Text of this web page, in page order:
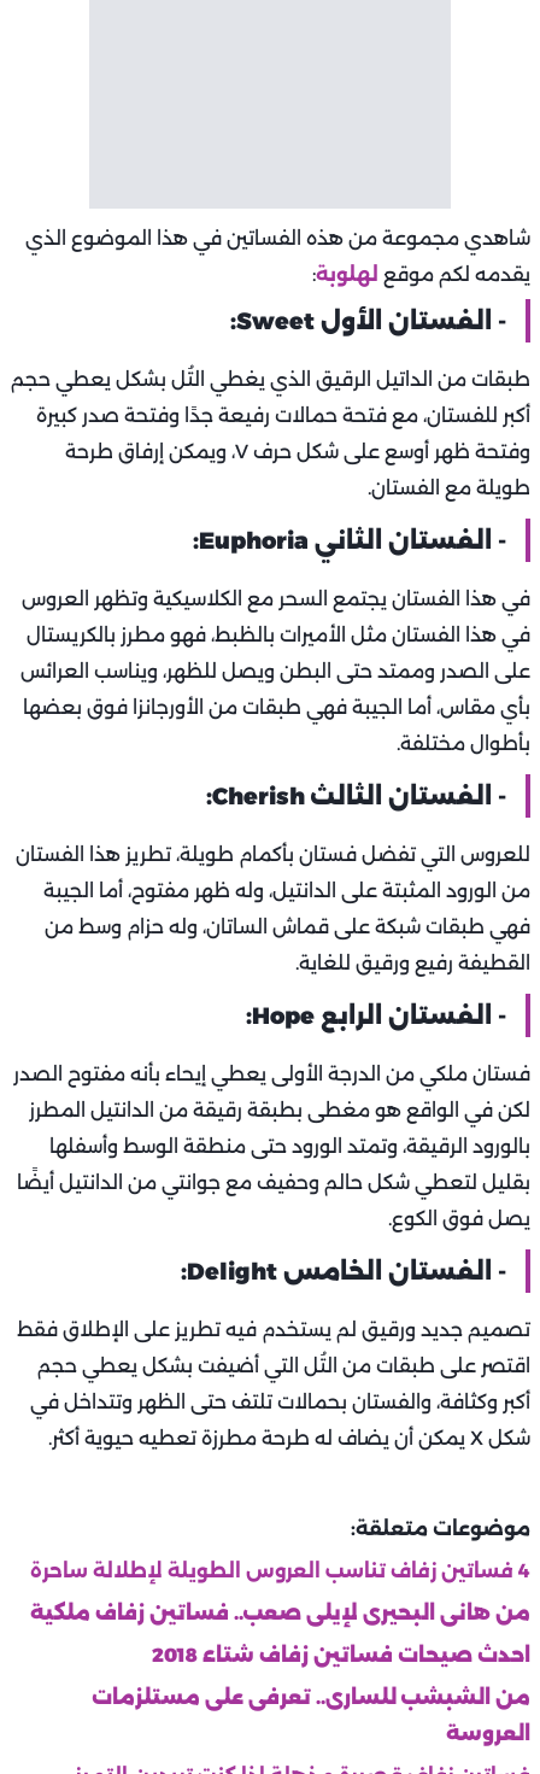
شاهدي مجموعة من هذه الفساتين في هذا الموضوع الذي
يقدمه لكم موقع لهلوبة:
- الفستان الأول Sweet:
طبقات من الداتيل الرقيق الذي يغطي التُل بشكل يعطي حجم
أكبر للفستان، مع فتحة حمالات رفيعة جدًا وفتحة صدر كبيرة
وفتحة ظهر أوسع على شكل حرف V، ويمكن إرفاق طرحة
طويلة مع الفستان.
- الفستان الثاني Euphoria:
في هذا الفستان يجتمع السحر مع الكلاسيكية وتظهر العروس
في هذا الفستان مثل الأميرات بالظبط، فهو مطرز بالكريستال
على الصدر وممتد حتى البطن ويصل للظهر، ويناسب العرائس
بأي مقاس، أما الجيبة فهي طبقات من الأورجانزا فوق بعضها
بأطوال مختلفة.
- الفستان الثالث Cherish:
للعروس التي تفضل فستان بأكمام طويلة، تطريز هذا الفستان
من الورود المثبتة على الدانتيل، وله ظهر مفتوح، أما الجيبة
فهي طبقات شبكة على قماش الساتان، وله حزام وسط من
القطيفة رفيع ورقيق للغاية.
- الفستان الرابع Hope:
فستان ملكي من الدرجة الأولى يعطي إيحاء بأنه مفتوح الصدر
لكن في الواقع هو مغطى بطبقة رقيقة من الدانتيل المطرز
بالورود الرقيقة، وتمتد الورود حتى منطقة الوسط وأسفلها
بقليل لتعطي شكل حالم وحفيف مع جوانتي من الدانتيل أيضًا
يصل فوق الكوع.
- الفستان الخامس Delight:
تصميم جديد ورقيق لم يستخدم فيه تطريز على الإطلاق فقط
اقتصر على طبقات من التُل التي أضيفت بشكل يعطي حجم
أكبر وكثافة، والفستان بحمالات تلتف حتى الظهر وتتداخل في
شكل X يمكن أن يضاف له طرحة مطرزة تعطيه حيوية أكثر.
موضوعات متعلقة:
4 فساتين زفاف تناسب العروس الطويلة لإطلالة ساحرة
من هانى البحيرى لإيلى صعب.. فساتين زفاف ملكية
احدث صيحات فساتين زفاف شتاء 2018
من الشبشب للسارى.. تعرفى على مستلزمات
العروسة